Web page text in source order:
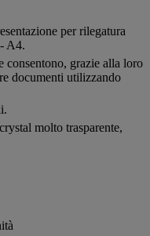
per rilegatura
A4.
consentono, grazie alla loro
documenti utilizzando
molto trasparente,